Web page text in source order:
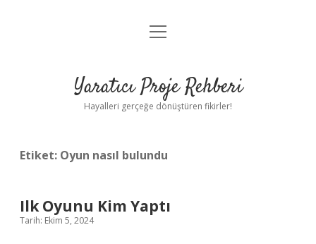
Anasayfa
Yasal Uyarı
menüyü
Yaratıcı Proje Rehberi
Hayalleri gerçeğe dönüştüren fikirler!
Etiket: Oyun nasıl bulundu
Ilk Oyunu Kim Yaptı
Tarih: Ekim 5, 2024